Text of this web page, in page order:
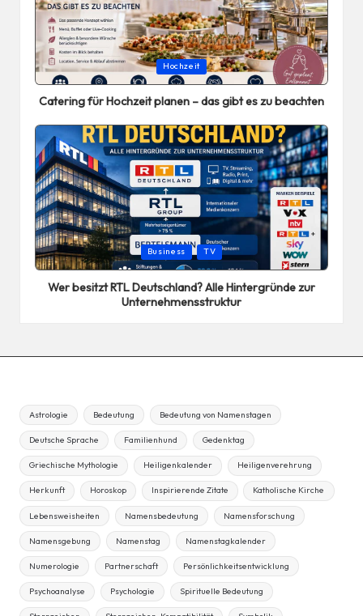
Posted
in
Hochzeit
Catering für Hochzeit planen – das gibt es zu beachten
Posted
in
Business TV
Wer besitzt RTL Deutschland? Alle Hintergründe zur
Unternehmensstruktur
Astrologie Bedeutung Bedeutung von Namenstagen
Deutsche Sprache Familienhund Gedenktag
Griechische Mythologie Heiligenkalender Heiligenverehrung
Herkunft Horoskop Inspirierende Zitate Katholische Kirche
Lebensweisheiten Namensbedeutung Namensforschung
Namensgebung Namenstag Namenstagkalender
Numerologie Partnerschaft Persönlichkeitsentwicklung
Psychoanalyse Psychologie Spirituelle Bedeutung